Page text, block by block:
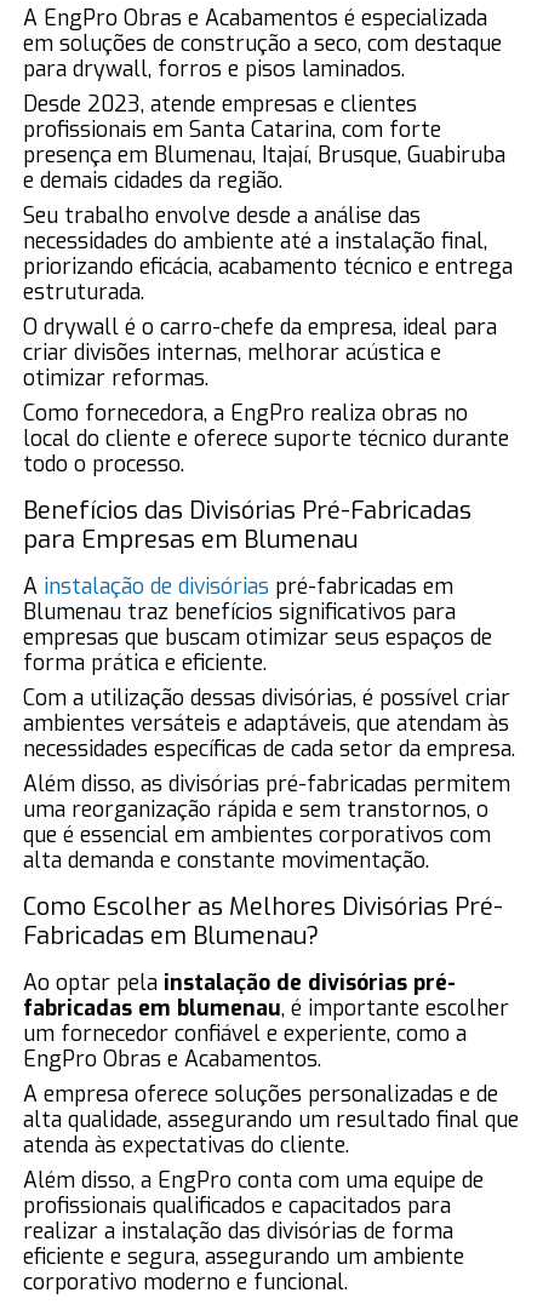
A EngPro Obras e Acabamentos é especializada
em soluções de construção a seco, com destaque
para drywall, forros e pisos laminados.
Desde 2023, atende empresas e clientes
profissionais em Santa Catarina, com forte
presença em Blumenau, Itajaí, Brusque, Guabiruba
e demais cidades da região.
Seu trabalho envolve desde a análise das
necessidades do ambiente até a instalação final,
priorizando eficácia, acabamento técnico e entrega
estruturada.
O drywall é o carro-chefe da empresa, ideal para
criar divisões internas, melhorar acústica e
otimizar reformas.
Como fornecedora, a EngPro realiza obras no
local do cliente e oferece suporte técnico durante
todo o processo.
Benefícios das Divisórias Pré-Fabricadas
para Empresas em Blumenau
A instalação de divisórias pré-fabricadas em
Blumenau traz benefícios significativos para
empresas que buscam otimizar seus espaços de
forma prática e eficiente.
Com a utilização dessas divisórias, é possível criar
ambientes versáteis e adaptáveis, que atendam às
necessidades específicas de cada setor da empresa.
Além disso, as divisórias pré-fabricadas permitem
uma reorganização rápida e sem transtornos, o
que é essencial em ambientes corporativos com
alta demanda e constante movimentação.
Como Escolher as Melhores Divisórias Pré-
Fabricadas em Blumenau?
Ao optar pela instalação de divisórias pré-
fabricadas em blumenau, é importante escolher
um fornecedor confiável e experiente, como a
EngPro Obras e Acabamentos.
A empresa oferece soluções personalizadas e de
alta qualidade, assegurando um resultado final que
atenda às expectativas do cliente.
Além disso, a EngPro conta com uma equipe de
profissionais qualificados e capacitados para
realizar a instalação das divisórias de forma
eficiente e segura, assegurando um ambiente
corporativo moderno e funcional.